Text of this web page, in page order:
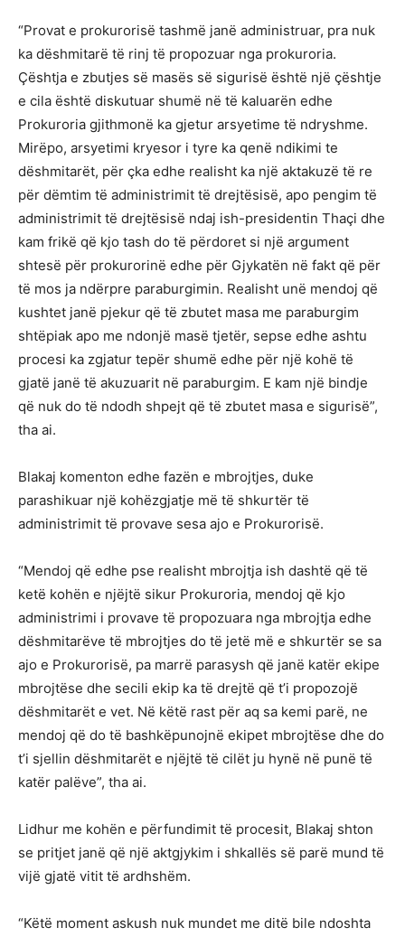
“Provat e prokurorisë tashmë janë administruar, pra nuk
ka dëshmitarë të rinj të propozuar nga prokuroria.
Çështja e zbutjes së masës së sigurisë është një çështje
e cila është diskutuar shumë në të kaluarën edhe
Prokuroria gjithmonë ka gjetur arsyetime të ndryshme.
Mirëpo, arsyetimi kryesor i tyre ka qenë ndikimi te
dëshmitarët, për çka edhe realisht ka një aktakuzë të re
për dëmtim të administrimit të drejtësisë, apo pengim të
administrimit të drejtësisë ndaj ish-presidentin Thaçi dhe
kam frikë që kjo tash do të përdoret si një argument
shtesë për prokurorinë edhe për Gjykatën në fakt që për
të mos ja ndërpre paraburgimin. Realisht unë mendoj që
kushtet janë pjekur që të zbutet masa me paraburgim
shtëpiak apo me ndonjë masë tjetër, sepse edhe ashtu
procesi ka zgjatur tepër shumë edhe për një kohë të
gjatë janë të akuzuarit në paraburgim. E kam një bindje
që nuk do të ndodh shpejt që të zbutet masa e sigurisë”,
tha ai.
Blakaj komenton edhe fazën e mbrojtjes, duke
parashikuar një kohëzgjatje më të shkurtër të
administrimit të provave sesa ajo e Prokurorisë.
“Mendoj që edhe pse realisht mbrojtja ish dashtë që të
ketë kohën e njëjtë sikur Prokuroria, mendoj që kjo
administrimi i provave të propozuara nga mbrojtja edhe
dëshmitarëve të mbrojtjes do të jetë më e shkurtër se sa
ajo e Prokurorisë, pa marrë parasysh që janë katër ekipe
mbrojtëse dhe secili ekip ka të drejtë që t’i propozojë
dëshmitarët e vet. Në këtë rast për aq sa kemi parë, ne
mendoj që do të bashkëpunojnë ekipet mbrojtëse dhe do
t’i sjellin dëshmitarët e njëjtë të cilët ju hynë në punë të
katër palëve”, tha ai.
Lidhur me kohën e përfundimit të procesit, Blakaj shton
se pritjet janë që një aktgjykim i shkallës së parë mund të
vijë gjatë vitit të ardhshëm.
“Këtë moment askush nuk mundet me ditë bile ndoshta